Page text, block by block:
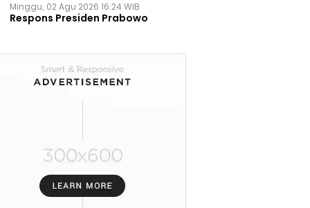
Minggu, 02 Agu 2026 16:24 WIB
Respons Presiden Prabowo